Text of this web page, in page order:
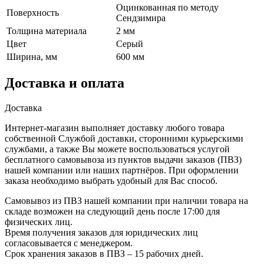
Поверхность
Оцинкованная по методу
Сендзимира
Толщина материала
2 мм
Цвет
Серый
Ширина, мм
600 мм
Доставка и оплата
Доставка
Интернет-магазин выполняет доставку любого товара
собственной Службой доставки, сторонними курьерскими
службами, а также Вы можете воспользоваться услугой
бесплатного самовывоза из пунктов выдачи заказов (ПВЗ)
нашей компании или наших партнёров. При оформлении
заказа необходимо выбрать удобный для Вас способ.
Самовывоз из ПВЗ нашей компании при наличии товара на
складе возможен на следующий день после 17:00 для
физических лиц.
Время получения заказов для юридических лиц
согласовывается с менеджером.
Срок хранения заказов в ПВЗ – 15 рабочих дней.